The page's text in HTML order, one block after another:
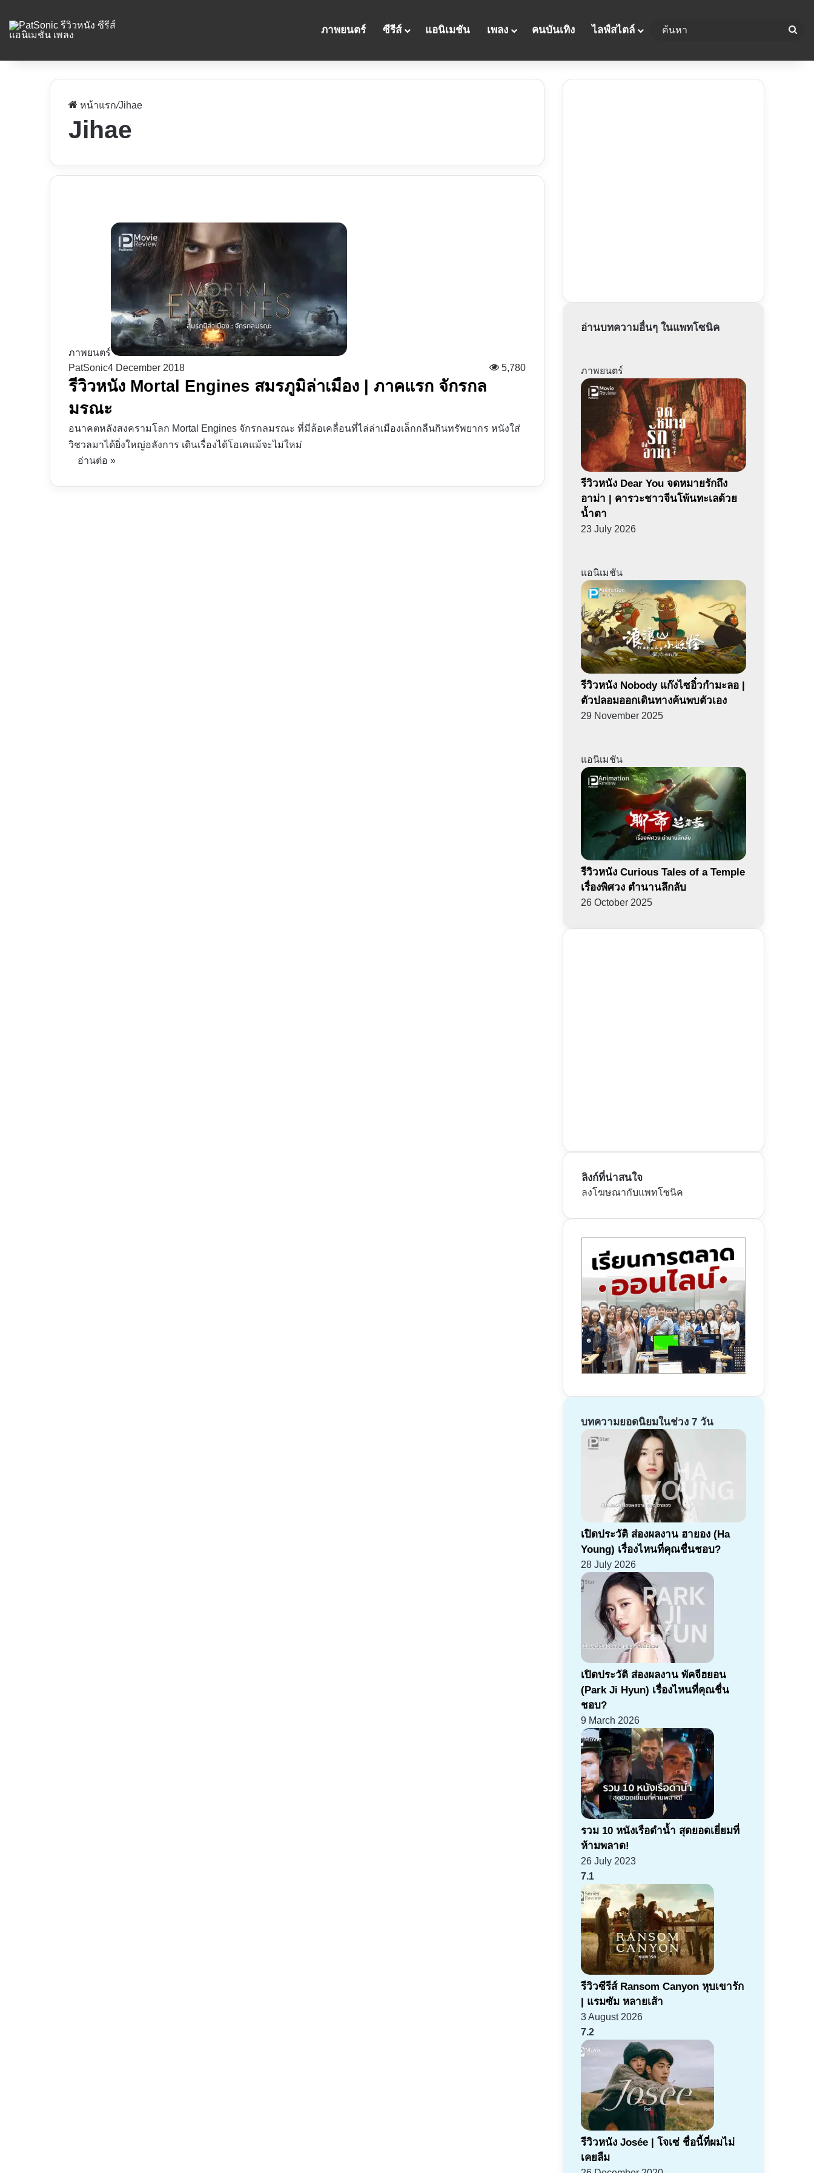
ภาพยนตร์ ซีรีส์ แอนิเมชัน เพลง คนบันเทิง ไลฟ์สไตล์
หน้าแรก/Jihae
Jihae
ภาพยนตร์
PatSonic4 December 2018 5,780
รีวิวหนัง Mortal Engines สมรภูมิล่าเมือง | ภาคแรก จักรกล
มรณะ
อนาคตหลังสงครามโลก Mortal Engines จักรกลมรณะ ที่มีล้อเคลื่อนที่ไล่ล่าเมืองเล็กกลืนกินทรัพยากร หนังใส่
วิชวลมาได้ยิ่งใหญ่อลังการ เดินเรื่องได้โอเคแม้จะไม่ใหม่
อ่านต่อ »
อ่านบทความอื่นๆ ในแพทโซนิค
ภาพยนตร์
รีวิวหนัง Dear You จดหมายรักถึง
อาม่า | คารวะชาวจีนโพ้นทะเลด้วย
น้ำตา
23 July 2026
แอนิเมชัน
รีวิวหนัง Nobody แก๊งไซอิ๋วกำมะลอ |
ตัวปลอมออกเดินทางค้นพบตัวเอง
29 November 2025
แอนิเมชัน
รีวิวหนัง Curious Tales of a Temple
เรื่องพิศวง ตำนานลึกลับ
26 October 2025
ลิงก์ที่น่าสนใจ
ลงโฆษณากับแพทโซนิค
บทความยอดนิยมในช่วง 7 วัน
เปิดประวัติ ส่องผลงาน ฮายอง (Ha
Young) เรื่องไหนที่คุณชื่นชอบ?
28 July 2026
เปิดประวัติ ส่องผลงาน พัคจีฮยอน
(Park Ji Hyun) เรื่องไหนที่คุณชื่น
ชอบ?
9 March 2026
รวม 10 หนังเรือดำน้ำ สุดยอดเยี่ยมที่
ห้ามพลาด!
26 July 2023
7.1
รีวิวซีรีส์ Ransom Canyon หุบเขารัก
| แรมซัม หลายเส้า
3 August 2026
7.2
รีวิวหนัง Josée | โจเซ่ ชื่อนี้ที่ผมไม่
เคยลืม